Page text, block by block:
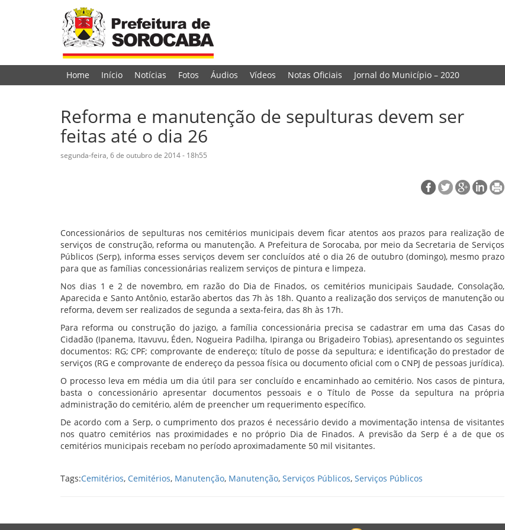
Home Início Notícias Fotos Áudios Vídeos Notas Oficiais Jornal do Município – 2020
Reforma e manutenção de sepulturas devem ser
feitas até o dia 26
segunda-feira, 6 de outubro de 2014 - 18h55
Concessionários de sepulturas nos cemitérios municipais devem ficar atentos aos prazos para realização de
serviços de construção, reforma ou manutenção. A Prefeitura de Sorocaba, por meio da Secretaria de Serviços
Públicos (Serp), informa esses serviços devem ser concluídos até o dia 26 de outubro (domingo), mesmo prazo
para que as famílias concessionárias realizem serviços de pintura e limpeza.
Nos dias 1 e 2 de novembro, em razão do Dia de Finados, os cemitérios municipais Saudade, Consolação,
Aparecida e Santo Antônio, estarão abertos das 7h às 18h. Quanto a realização dos serviços de manutenção ou
reforma, devem ser realizados de segunda a sexta-feira, das 8h às 17h.
Para reforma ou construção do jazigo, a família concessionária precisa se cadastrar em uma das Casas do
Cidadão (Ipanema, Itavuvu, Éden, Nogueira Padilha, Ipiranga ou Brigadeiro Tobias), apresentando os seguintes
documentos: RG; CPF; comprovante de endereço; título de posse da sepultura; e identificação do prestador de
serviços (RG e comprovante de endereço da pessoa física ou documento oficial com o CNPJ de pessoas jurídica).
O processo leva em média um dia útil para ser concluído e encaminhado ao cemitério. Nos casos de pintura,
basta o concessionário apresentar documentos pessoais e o Título de Posse da sepultura na própria
administração do cemitério, além de preencher um requerimento específico.
De acordo com a Serp, o cumprimento dos prazos é necessário devido a movimentação intensa de visitantes
nos quatro cemitérios nas proximidades e no próprio Dia de Finados. A previsão da Serp é a de que os
cemitérios municipais recebam no período aproximadamente 50 mil visitantes.
Tags:Cemitérios, Cemitérios, Manutenção, Manutenção, Serviços Públicos, Serviços Públicos